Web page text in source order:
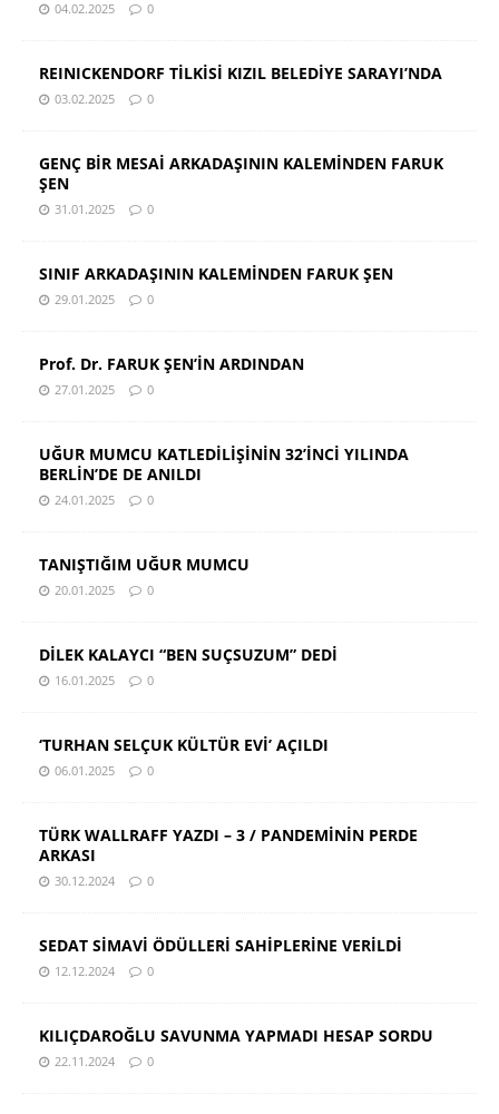
04.02.2025 0
REINICKENDORF TİLKİSİ KIZIL BELEDİYE SARAYI’NDA
03.02.2025 0
GENÇ BİR MESAİ ARKADAŞININ KALEMİNDEN FARUK
ŞEN
31.01.2025 0
SINIF ARKADAŞININ KALEMİNDEN FARUK ŞEN
29.01.2025 0
Prof. Dr. FARUK ŞEN’İN ARDINDAN
27.01.2025 0
UĞUR MUMCU KATLEDİLİŞİNİN 32’İNCİ YILINDA
BERLİN’DE DE ANILDI
24.01.2025 0
TANIŞTIĞIM UĞUR MUMCU
20.01.2025 0
DİLEK KALAYCI “BEN SUÇSUZUM” DEDİ
16.01.2025 0
‘TURHAN SELÇUK KÜLTÜR EVİ’ AÇILDI
06.01.2025 0
TÜRK WALLRAFF YAZDI – 3 / PANDEMİNİN PERDE
ARKASI
30.12.2024 0
SEDAT SİMAVİ ÖDÜLLERİ SAHİPLERİNE VERİLDİ
12.12.2024 0
KILIÇDAROĞLU SAVUNMA YAPMADI HESAP SORDU
22.11.2024 0